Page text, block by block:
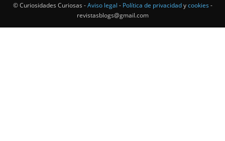
© Curiosidades Curiosas -Aviso legal - Política de privacidadycookies -
revistasblogs@gmail.com